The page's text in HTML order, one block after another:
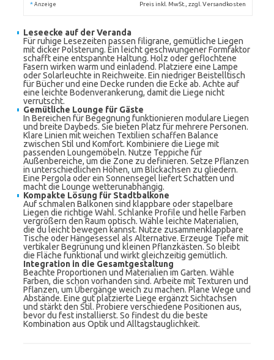
* Anzeige Preis inkl. MwSt., zzgl. Versandkosten
Leseecke auf der Veranda
Für ruhige Lesezeiten passen filigrane, gemütliche Liegen
mit dicker Polsterung. Ein leicht geschwungener Formfaktor
schafft eine entspannte Haltung. Holz oder geflochtene
Fasern wirken warm und einladend. Platziere eine Lampe
oder Solarleuchte in Reichweite. Ein niedriger Beistelltisch
für Bücher und eine Decke runden die Ecke ab. Achte auf
eine leichte Bodenverankerung, damit die Liege nicht
verrutscht.
Gemütliche Lounge für Gäste
In Bereichen für Begegnung funktionieren modulare Liegen
und breite Daybeds. Sie bieten Platz für mehrere Personen.
Klare Linien mit weichen Textilien schaffen Balance
zwischen Stil und Komfort. Kombiniere die Liege mit
passenden Loungemöbeln. Nutze Teppiche für
Außenbereiche, um die Zone zu definieren. Setze Pflanzen
in unterschiedlichen Höhen, um Blickachsen zu gliedern.
Eine Pergola oder ein Sonnensegel liefert Schatten und
macht die Lounge wetterunabhängig.
Kompakte Lösung für Stadtbalkone
Auf schmalen Balkonen sind klappbare oder stapelbare
Liegen die richtige Wahl. Schlanke Profile und helle Farben
vergrößern den Raum optisch. Wähle leichte Materialien,
die du leicht bewegen kannst. Nutze zusammenklappbare
Tische oder Hängesessel als Alternative. Erzeuge Tiefe mit
vertikaler Begrünung und kleinen Pflanzkästen. So bleibt
die Fläche funktional und wirkt gleichzeitig gemütlich.
Integration in die Gesamtgestaltung
Beachte Proportionen und Materialien im Garten. Wähle
Farben, die schon vorhanden sind. Arbeite mit Texturen und
Pflanzen, um Übergänge weich zu machen. Plane Wege und
Abstände. Eine gut platzierte Liege ergänzt Sichtachsen
und stärkt den Stil. Probiere verschiedene Positionen aus,
bevor du fest installierst. So findest du die beste
Kombination aus Optik und Alltagstauglichkeit.